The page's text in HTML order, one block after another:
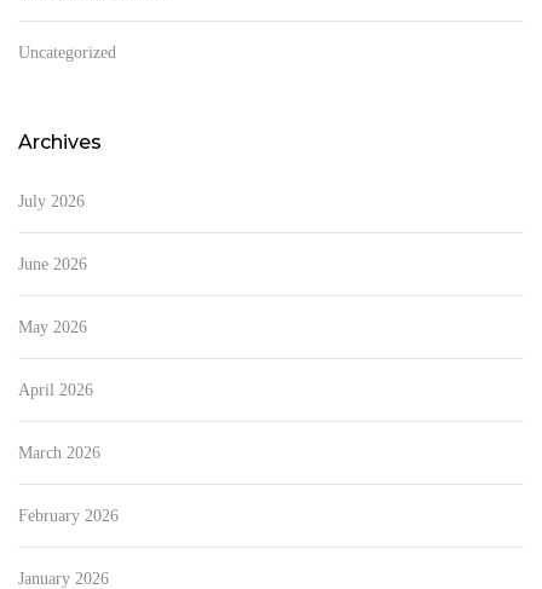
Uncategorized
Archives
July 2026
June 2026
May 2026
April 2026
March 2026
February 2026
January 2026